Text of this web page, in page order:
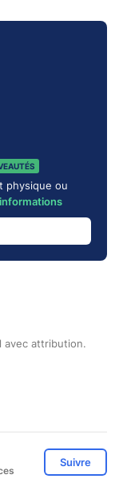
physique ou
avec attribution.
Suivre